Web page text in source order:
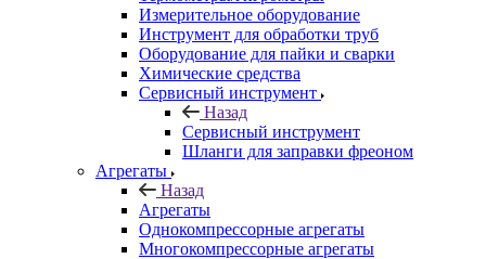
Измерительное оборудование
Инструмент для обработки труб
Оборудование для пайки и сварки
Химические средства
Сервисный инструмент
Назад
Сервисный инструмент
Шланги для заправки фреоном
Агрегаты
Назад
Агрегаты
Однокомпрессорные агрегаты
Многокомпрессорные агрегаты